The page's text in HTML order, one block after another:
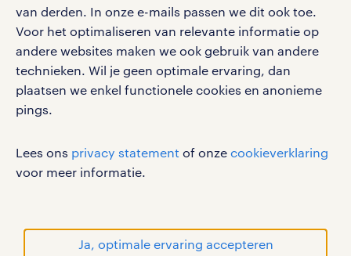
van derden. In onze e-mails passen we dit ook toe.
Voor het optimaliseren van relevante informatie op
andere websites maken we ook gebruik van andere
technieken. Wil je geen optimale ervaring, dan
plaatsen we enkel functionele cookies en anonieme
pings.
Lees ons privacy statement of onze cookieverklaring
voor meer informatie.
Ja, optimale ervaring accepteren
werken bij randstad
gebruikersvoorwaarden
privacystatement
cookies
handelsmerken van Randstad N.V.